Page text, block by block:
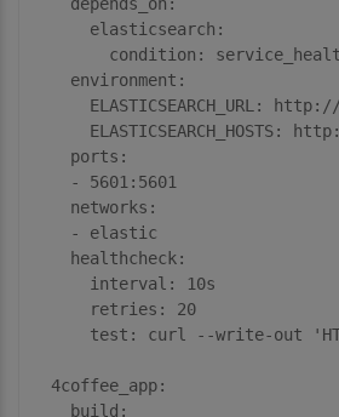
elasticsearch:
condition:
environment:
ELASTICSEARCH_URL:
http://
ELASTICSEARCH_HOSTS:
ports:
-
5601 :5601
networks:
-
elastic
healthcheck:
interval:
10s
retries:
20
test:
curl --write-out
4coffee_app:
build: